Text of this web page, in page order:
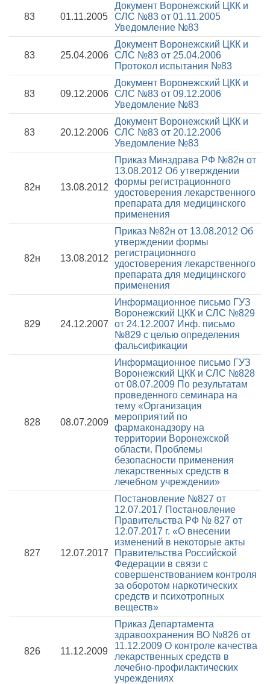
83 01.11.2005
Документ Воронежский ЦКК и
СЛС №83 от 01.11.2005
Уведомление №83
83 25.04.2006
Документ Воронежский ЦКК и
СЛС №83 от 25.04.2006
Протокол испытания №83
83 09.12.2006
Документ Воронежский ЦКК и
СЛС №83 от 09.12.2006
Уведомление №83
83 20.12.2006
Документ Воронежский ЦКК и
СЛС №83 от 20.12.2006
Уведомление №83
82н 13.08.2012
Приказ Минздрава РФ №82н от
13.08.2012 Об утверждении
формы регистрационного
удостоверения лекарственного
препарата для медицинского
применения
82н 13.08.2012
Приказ №82н от 13.08.2012 Об
утверждении формы
регистрационного
удостоверения лекарственного
препарата для медицинского
применения
829 24.12.2007
Информационное письмо ГУЗ
Воронежский ЦКК и СЛС №829
от 24.12.2007 Инф. письмо
№829 с целью определения
фальсификации
828 08.07.2009
Информационное письмо ГУЗ
Воронежский ЦКК и СЛС №828
от 08.07.2009 По результатам
проведенного семинара на
тему «Организация
мероприятий по
фармаконадзору на
территории Воронежской
области. Проблемы
безопасности применения
лекарственных средств в
лечебном учреждении»
827 12.07.2017
Постановление №827 от
12.07.2017 Постановление
Правительства РФ № 827 от
12.07.2017 г. «О внесении
изменений в некоторые акты
Правительства Российской
Федерации в связи с
совершенствованием контроля
за оборотом наркотических
средств и психотропных
веществ»
826 11.12.2009
Приказ Департамента
здравоохранения ВО №826 от
11.12.2009 О контроле качества
лекарственных средств в
лечебно-профилактических
учреждениях